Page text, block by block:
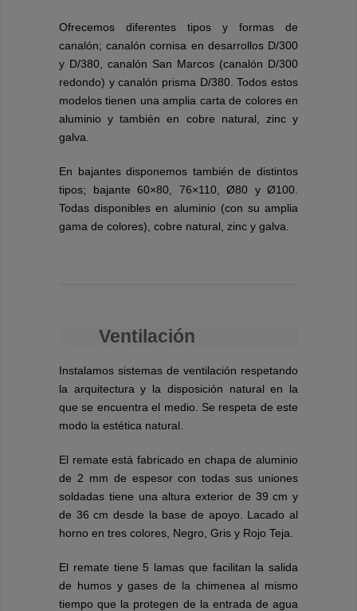
Ofrecemos diferentes tipos y formas de
canalón; canalón cornisa en desarrollos D/300
y D/380, canalón San Marcos (canalón D/300
redondo) y canalón prisma D/380. Todos estos
modelos tienen una amplia carta de colores en
aluminio y también en cobre natural, zinc y
galva.
En bajantes disponemos también de distintos
tipos; bajante 60×80, 76×110, Ø80 y Ø100.
Todas disponibles en aluminio (con su amplia
gama de colores), cobre natural, zinc y galva.
Ventilación
Instalamos sistemas de ventilación respetando
la arquitectura y la disposición natural en la
que se encuentra el medio. Se respeta de este
modo la estética natural.
El remate está fabricado en chapa de aluminio
de 2 mm de espesor con todas sus uniones
soldadas tiene una altura exterior de 39 cm y
de 36 cm desde la base de apoyo. Lacado al
horno en tres colores, Negro, Gris y Rojo Teja.
El remate tiene 5 lamas que facilitan la salida
de humos y gases de la chimenea al mismo
tiempo que la protegen de la entrada de agua